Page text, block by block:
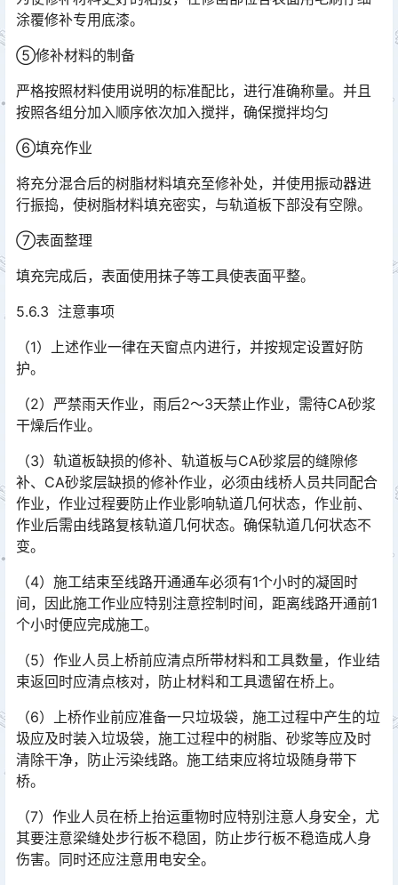
涂覆修补专用底漆。
⑤修补材料的制备
严格按照材料使用说明的标准配比，进行准确称量。并且
按照各组分加入顺序依次加入搅拌，确保搅拌均匀
⑥填充作业
将充分混合后的树脂材料填充至修补处，并使用振动器进
行振捣，使树脂材料填充密实，与轨道板下部没有空隙。
⑦表面整理
填充完成后，表面使用抹子等工具使表面平整。
5.6.3 注意事项
（1）上述作业一律在天窗点内进行，并按规定设置好防
护。
（2）严禁雨天作业，雨后2～3天禁止作业，需待CA砂浆
干燥后作业。
（3）轨道板缺损的修补、轨道板与CA砂浆层的缝隙修
补、CA砂浆层缺损的修补作业，必须由线桥人员共同配合
作业，作业过程要防止作业影响轨道几何状态，作业前、
作业后需由线路复核轨道几何状态。确保轨道几何状态不
变。󠅅󠅃󠄵󠅂󠄪󠇖󠆨󠆨󠇕󠆞󠆒󠅬󠇘󠆭󠆘󠇙󠆝󠅵󠇗󠆭󠆁󠄐󠇗󠅹󠅸󠇖󠆍󠅳󠇖󠅹󠅰󠇖󠆌󠅹
（4）施工结束至线路开通通车必须有1个小时的凝固时
间，因此施工作业应特别注意控制时间，距离线路开通前1
个小时便应完成施工。
（5）作业人员上桥前应清点所带材料和工具数量，作业结
束返回时应清点核对，防止材料和工具遗留在桥上。
（6）上桥作业前应准备一只垃圾袋，施工过程中产生的垃
圾应及时装入垃圾袋，施工过程中的树脂、砂浆等应及时
清除干净，防止污染线路。施工结束应将垃圾随身带下
桥。
（7）作业人员在桥上抬运重物时应特别注意人身安全，尤
其要注意梁缝处步行板不稳固，防止步行板不稳造成人身
伤害。同时还应注意用电安全。